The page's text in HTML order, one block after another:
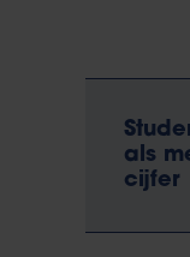
als
cijfer